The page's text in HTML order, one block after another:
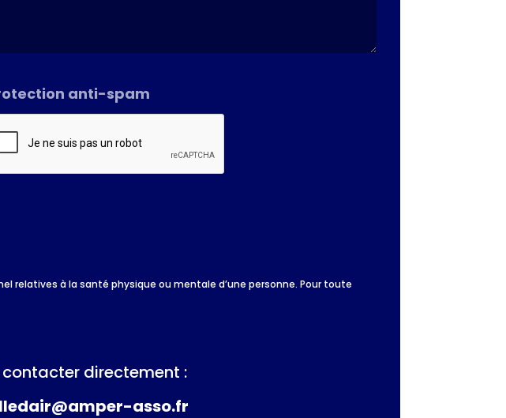
anti-spam
relatives à la santé physique ou mentale d’une personne. Pour toute
directement :
asso.fr